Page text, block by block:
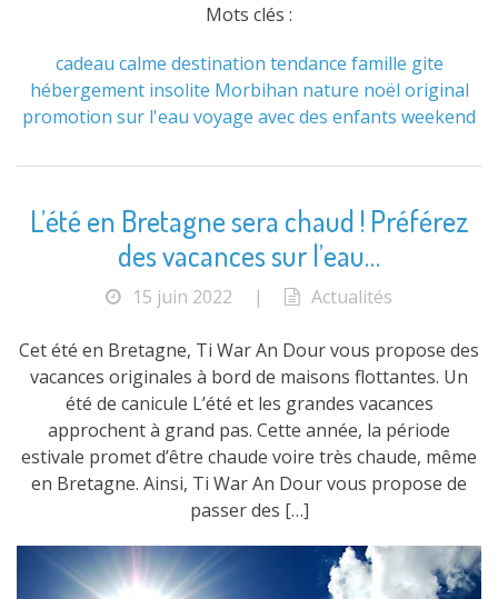
Mots clés :
cadeau calme destination tendance famille gite
hébergement insolite Morbihan nature noël original
promotion sur l'eau voyage avec des enfants weekend
L’été en Bretagne sera chaud ! Préférez
des vacances sur l’eau…
15 juin 2022 | Actualités
Cet été en Bretagne, Ti War An Dour vous propose des
vacances originales à bord de maisons flottantes. Un
été de canicule L’été et les grandes vacances
approchent à grand pas. Cette année, la période
estivale promet d’être chaude voire très chaude, même
en Bretagne. Ainsi, Ti War An Dour vous propose de
passer des […]